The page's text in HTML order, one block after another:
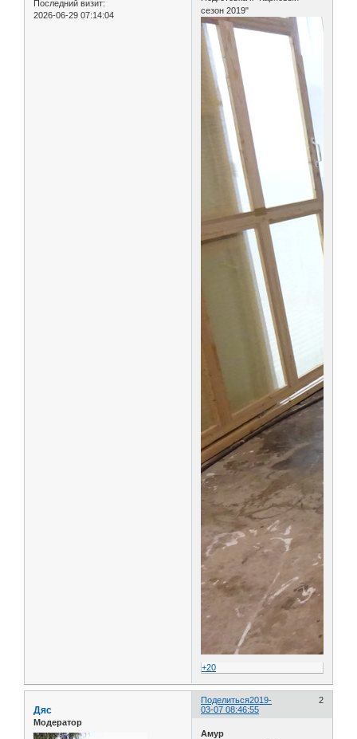
Последний визит:
2026-06-29 07:14:04
сезон 2019"
+20
Поделиться 2
2019-
03-07 08:46:55
Дяс
Модератор
Амур